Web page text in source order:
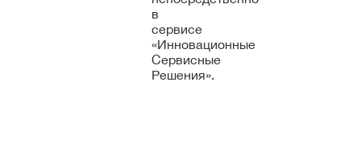
в
сервисе
«Инновационные
Сервисные
Решения».